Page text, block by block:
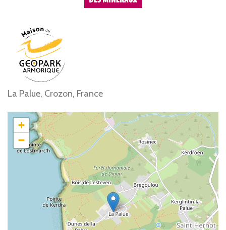
La Palue, Crozon, France
+
−